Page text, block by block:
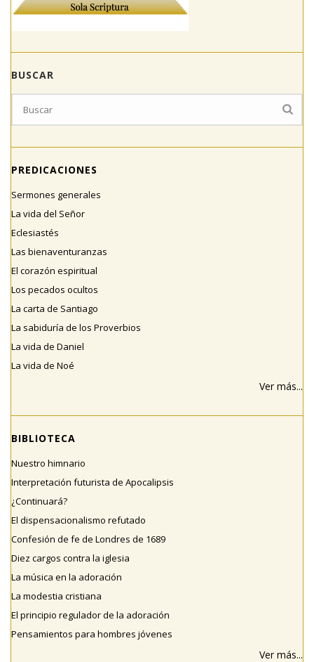
BUSCAR
PREDICACIONES
Sermones generales
La vida del Señor
Eclesiastés
Las bienaventuranzas
El corazón espiritual
Los pecados ocultos
La carta de Santiago
La sabiduría de los Proverbios
La vida de Daniel
La vida de Noé
Ver más...
BIBLIOTECA
Nuestro himnario
Interpretación futurista de Apocalipsis
¿Continuará?
El dispensacionalismo refutado
Confesión de fe de Londres de 1689
Diez cargos contra la iglesia
La música en la adoración
La modestia cristiana
El principio regulador de la adoración
Pensamientos para hombres jóvenes
Ver más...